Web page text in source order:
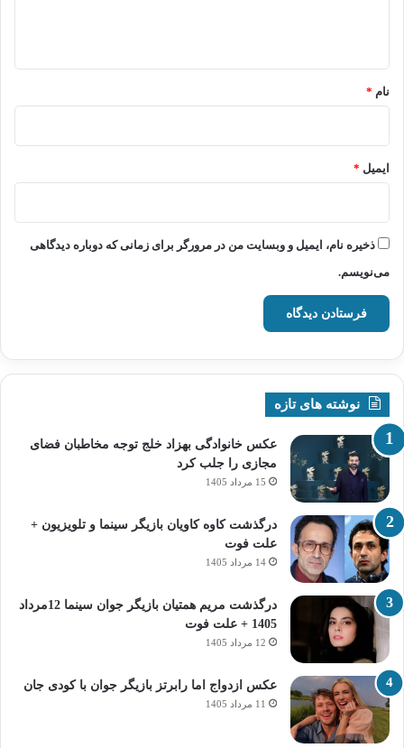
نام *
ایمیل *
ذخیره نام، ایمیل و وبسایت من در مرورگر برای زمانی که دوباره دیدگاهی
می‌نویسم.
نوشته های تازه
عکس خانوادگی بهزاد خلج توجه مخاطبان فضای
مجازی را جلب کرد
15 مرداد 1405
درگذشت کاوه کاویان بازیگر سینما و تلویزیون +
علت فوت
14 مرداد 1405
درگذشت مریم همتیان بازیگر جوان سینما 12مرداد
1405 + علت فوت
12 مرداد 1405
عکس ازدواج اما رابرتز بازیگر جوان با کودی جان
11 مرداد 1405